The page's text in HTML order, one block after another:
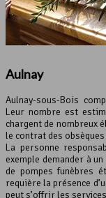
Aulnay
Aulnay-sous-Bois
Leur nombre est
chargent de nombreux
le contrat des
La personne
exemple demander à
de pompes funèbres
requière la présence
peut s’offrir les